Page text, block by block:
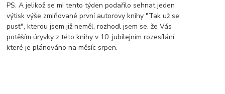
PS. A jelikož se mi tento týden podařilo sehnat jeden
výtisk výše zmiňované první autorovy knihy "Tak už se
pusť", kterou jsem již neměl, rozhodl jsem se, že Vás
potěším úryvky z této knihy v 10. jubilejním rozesílání,
které je plánováno na měsíc srpen.